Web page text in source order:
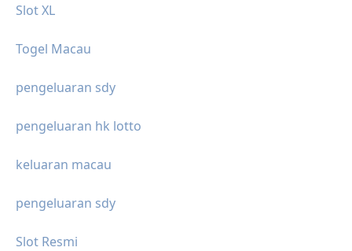
Slot XL
Togel Macau
pengeluaran sdy
pengeluaran hk lotto
keluaran macau
pengeluaran sdy
Slot Resmi